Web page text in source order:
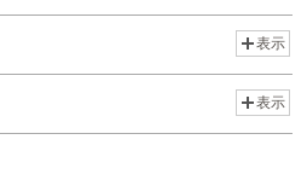
表示
表示